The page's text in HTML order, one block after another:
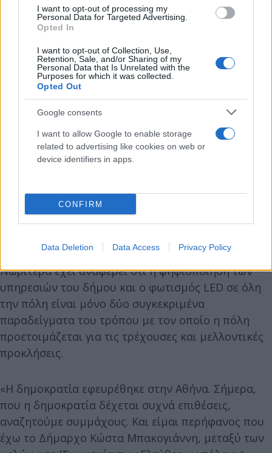
I want to opt-out of processing my
Personal Data for Targeted Advertising.
Opted In
I want to opt-out of Collection, Use,
Retention, Sale, and/or Sharing of my
Personal Data that Is Unrelated with the
Purposes for which it was collected.
Opted Out
Google consents
I want to allow Google to enable storage
related to advertising like cookies on web or
device identifiers in apps.
CONFIRM
Data Deletion Data Access Privacy Policy
Δήμαρχος ΣόφιαςΓιορντάνκα Φαντάκοβα
Νωρίτερα έχει αναφέρει ότι η ψηφιοποίηση των
υπηρεσιών του δήμου και ο φωτισμός LED σε όλη
την πόλη είναι μόνο δύο συγκεκριμένα
παραδείγματα του τρόπου με τον οποίο η πόλη
προετοιμάζεται για τις τρέχουσες και μελλοντικές
προκλήσεις.
«Η δημοκρατία εφευρέθηκε στην Αθήνα. Σήμερα,
που η δημοκρατία δέχεται συχνά επιθέσεις,
αναζητούμε συμμάχους. Και είμαι περήφανος που
έχω το Δήμαρχο Κώστα Μπακογιάννη, μεταξύ των